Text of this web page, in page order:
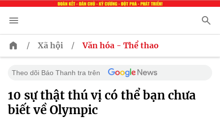
/ Xã hội / Văn hóa - Thể thao
Theo dõi Báo Thanh tra trên
10 sự thật thú vị có thể bạn chưa
biết về Olympic